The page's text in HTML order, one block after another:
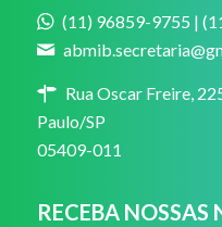
(11) 96859-9755 |
Rua Oscar Freire,
Paulo/SP
05409-011
RECEBA NOSSAS